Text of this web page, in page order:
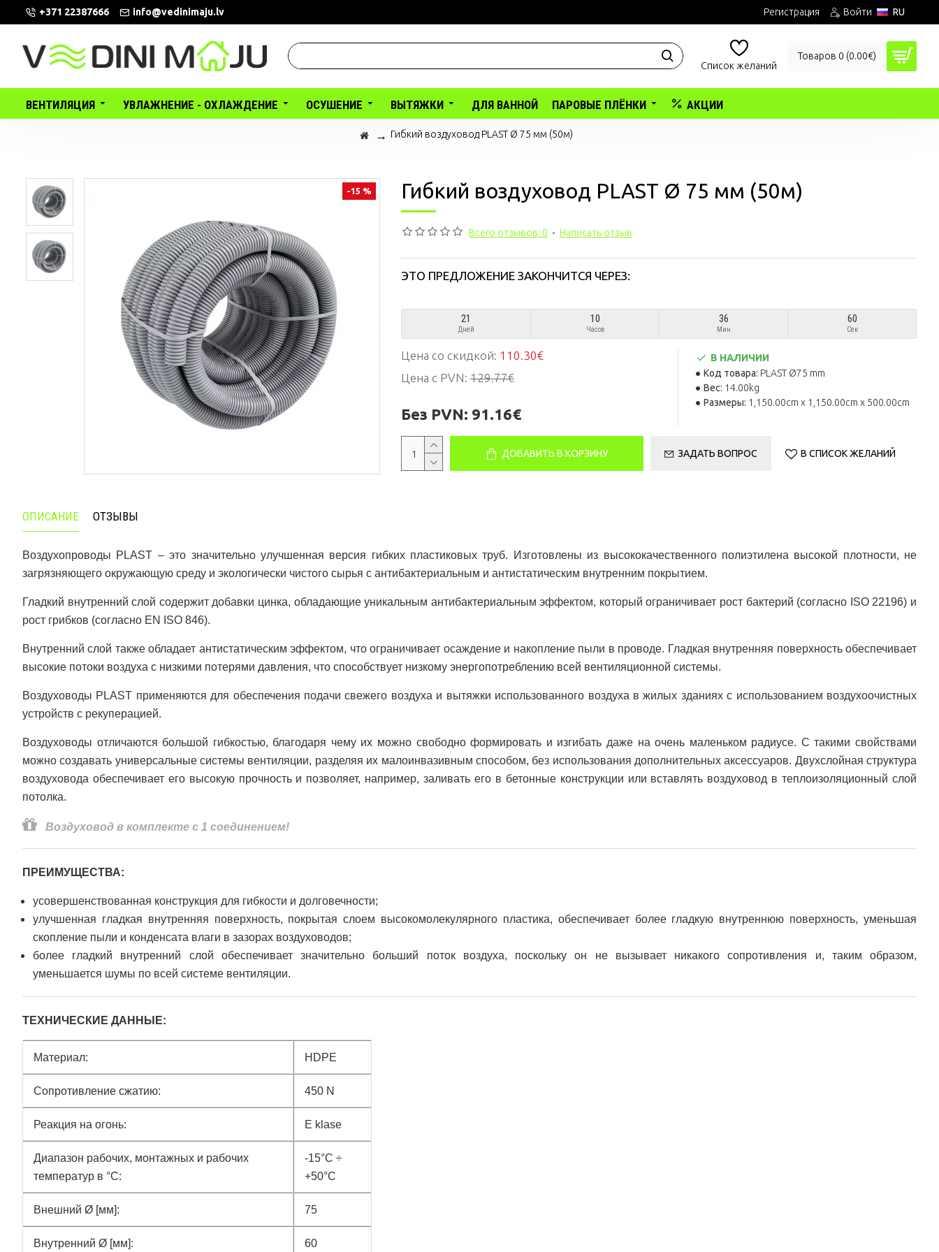
+371 22387666 info@vedinimaju.lv RU
Регистрация Войти
Список желаний
Товаров 0 (0.00€)
ВЕНТИЛЯЦИЯ УВЛАЖНЕНИЕ - ОХЛАЖДЕНИЕ ОСУШЕНИЕ ВЫТЯЖКИ ДЛЯ ВАННОЙ ПАРОВЫЕ ПЛЁНКИ АКЦИИ
Гибкий воздуховод PLAST Ø 75 мм (50м)
-15 % Гибкий воздуховод PLAST Ø 75 мм (50м)
Всего отзывов: 0 - Написать отзыв
ЭТО ПРЕДЛОЖЕНИЕ ЗАКОНЧИТСЯ ЧЕРЕЗ:
21
Дней
10
Часов
36
Мин
59
Сек
Цена со скидкой: 110.30€
Цена с PVN: 129.77€
Без PVN: 91.16€
В НАЛИЧИИ
Код товара: PLAST Ø75 mm
Вес: 14.00kg
Размеры: 1,150.00cm x 1,150.00cm x 500.00cm
ДОБАВИТЬ В КОРЗИНУ ЗАДАТЬ ВОПРОС В СПИСОК ЖЕЛАНИЙ
ОПИСАНИЕ ОТЗЫВЫ
Bоздухопроводы PLAST – это значительно улучшенная версия гибких пластиковых труб. Изготовлены из высококачественного полиэтилена высокой плотности, не
загрязняющего окружающую среду и экологически чистого сырья с антибактериальным и антистатическим внутренним покрытием.
Гладкий внутренний слой содержит добавки цинка, обладающие уникальным антибактериальным эффектом, который ограничивает рост бактерий (согласно ISO 22196) и
рост грибков (согласно EN ISO 846).
Внутренний слой также обладает антистатическим эффектом, что ограничивает осаждение и накопление пыли в проводе. Гладкая внутренняя поверхность обеспечивает
высокие потоки воздуха с низкими потерями давления, что способствует низкому энергопотреблению всей вентиляционной системы.
Воздуховоды PLAST применяются для обеспечения подачи свежего воздуха и вытяжки использованного воздуха в жилых зданиях с использованием воздухоочистных
устройств с рекуперацией.
Воздуховоды отличаются большой гибкостью, благодаря чему их можно свободно формировать и изгибать даже на очень маленьком радиусе. С такими свойствами
можно создавать универсальные системы вентиляции, разделяя их малоинвазивным способом, без использования дополнительных аксессуаров. Двухслойная структура
воздуховода обеспечивает его высокую прочность и позволяет, например, заливать его в бетонные конструкции или вставлять воздуховод в теплоизоляционный слой
потолка.
 Воздуховод в комплекте с 1 соединением!
ПРЕИМУЩЕСТВА:
усовершенствованная конструкция для гибкости и долговечности;
улучшенная гладкая внутренняя поверхность, покрытая слоем высокомолекулярного пластика, обеспечивает более гладкую внутреннюю поверхность, уменьшая
скопление пыли и конденсата влаги в зазорах воздуховодов;
более гладкий внутренний слой обеспечивает значительно больший поток воздуха, поскольку он не вызывает никакого сопротивления и, таким образом,
уменьшается шумы по всей системе вентиляции.
ТЕХНИЧЕСКИЕ ДАННЫЕ:
Материал: HDPE
Сопротивление сжатию: 450 N
Реакция на огонь: E klase
Диапазон рабочих, монтажных и рабочих
температур в °C:
-15°C ÷
+50°C
Внешний Ø [мм]: 75
Внутренний Ø [мм]: 60